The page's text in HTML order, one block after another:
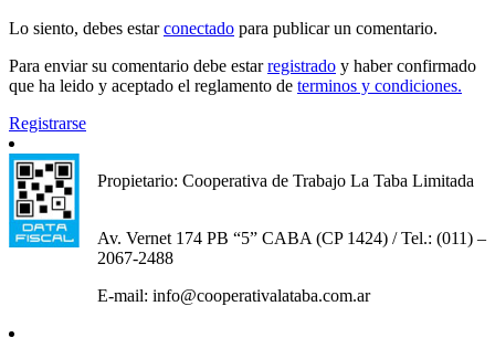
Lo siento, debes estarconectado para publicar un comentario.
Para enviar su comentario debe estarregistrado y haber confirmado
que ha leido y aceptado el reglamento de terminos y condiciones.
Registrarse
Propietario: Cooperativa de Trabajo La Taba Limitada
Av. Vernet 174 PB “5” CABA (CP 1424) / Tel.: (011) –
2067-2488
E-mail: info@cooperativalataba.com.ar